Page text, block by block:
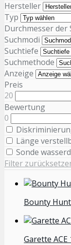
Hersteller
Typ
Durchmesser der
Suchmodi
Suchtiefe
Suchmethode
Anzeige
Preis
20
Bewertung
0
Länge
Sonde
Filter
Bounty
Garette ACE